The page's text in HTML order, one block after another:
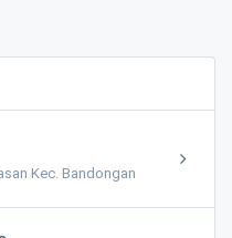
Kec. Bandongan